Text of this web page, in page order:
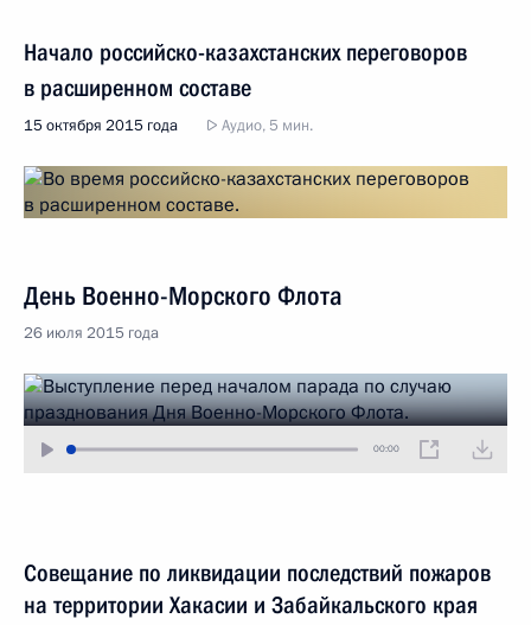
Начало российско-казахстанских переговоров
в расширенном составе
15 октября 2015 года Аудио, 5 мин.
День Военно-Морского Флота
26 июля 2015 года
00:00
Совещание по ликвидации последствий пожаров
на территории Хакасии и Забайкальского края